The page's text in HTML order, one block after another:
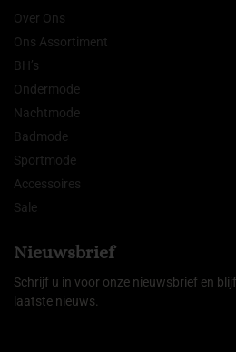
Over Ons
Ons Assortiment
BH’s
Ondermode
Nachtmode
Badmode
Sportmode
Accessoires
Sale
Nieuwsbrief
Schrijf u in voor onze nieuwsbrief en
laatste nieuws.